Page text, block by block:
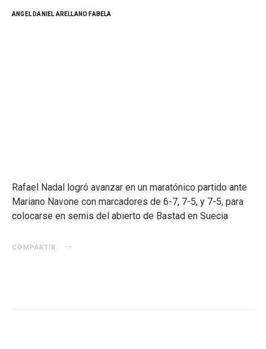
ANGEL DANIEL ARELLANO FABELA
Rafael Nadal logró avanzar en un maratónico partido ante
Mariano Navone con marcadores de 6-7, 7-5, y 7-5, para
colocarse en semis del abierto de Bastad en Suecia
COMPARTIR